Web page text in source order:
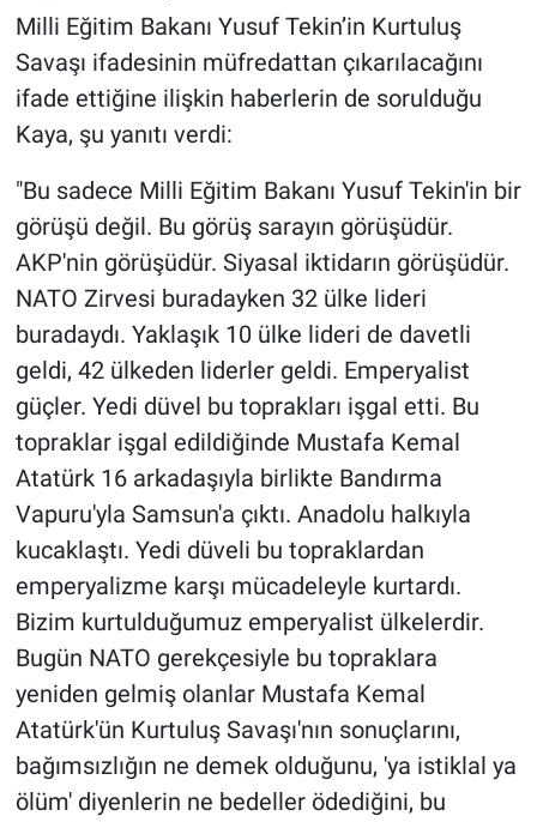
Milli Eğitim Bakanı Yusuf Tekin’in Kurtuluş
Savaşı ifadesinin müfredattan çıkarılacağını
ifade ettiğine ilişkin haberlerin de sorulduğu
Kaya, şu yanıtı verdi:
"Bu sadece Milli Eğitim Bakanı Yusuf Tekin'in bir
görüşü değil. Bu görüş sarayın görüşüdür.
AKP'nin görüşüdür. Siyasal iktidarın görüşüdür.
NATO Zirvesi buradayken 32 ülke lideri
buradaydı. Yaklaşık 10 ülke lideri de davetli
geldi, 42 ülkeden liderler geldi. Emperyalist
güçler. Yedi düvel bu toprakları işgal etti. Bu
topraklar işgal edildiğinde Mustafa Kemal
Atatürk 16 arkadaşıyla birlikte Bandırma
Vapuru'yla Samsun'a çıktı. Anadolu halkıyla
kucaklaştı. Yedi düveli bu topraklardan
emperyalizme karşı mücadeleyle kurtardı.
Bizim kurtulduğumuz emperyalist ülkelerdir.
Bugün NATO gerekçesiyle bu topraklara
yeniden gelmiş olanlar Mustafa Kemal
Atatürk'ün Kurtuluş Savaşı'nın sonuçlarını,
bağımsızlığın ne demek olduğunu, 'ya istiklal ya
ölüm' diyenlerin ne bedeller ödediğini, bu